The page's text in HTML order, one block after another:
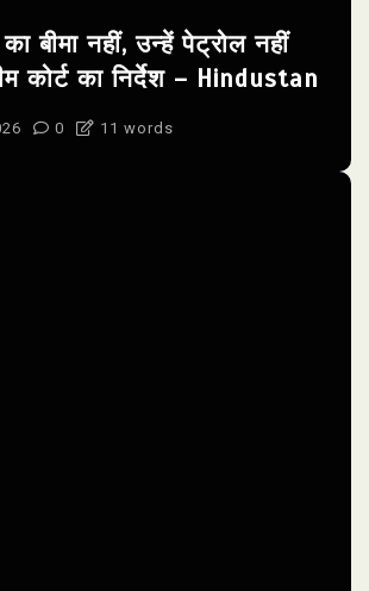
बीमा नहीं, उन्हें पेट्रोल नहीं
कोर्ट का निर्देश – Hindustan
0 11 words